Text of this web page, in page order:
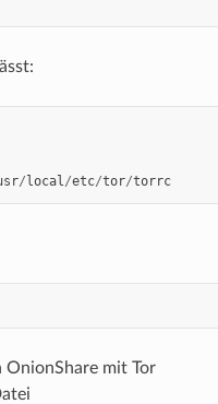
/local /etc/tor/torrc
mit Tor